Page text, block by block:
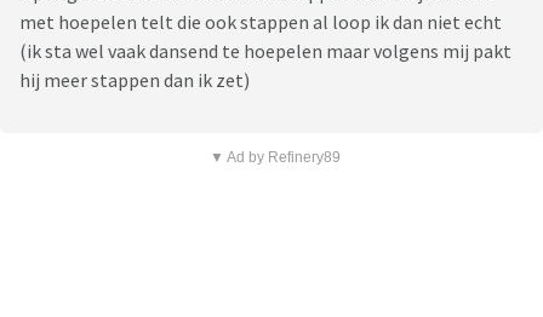
met hoepelen telt die ook stappen al loop ik dan niet echt
(ik sta wel vaak dansend te hoepelen maar volgens mij pakt
hij meer stappen dan ik zet)
▼ Ad by Refinery89